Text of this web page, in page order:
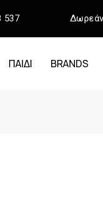
537
ΠΑΙΔΙ BRANDS